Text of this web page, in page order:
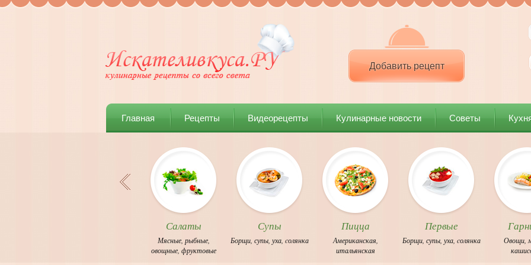
Добавить рецепт
Главная Рецепты Видеорецепты Кулинарные новости Советы
Салаты
Мясные, рыбные,
овощные, фруктовые
Супы
Борщи, супы, уха, cолянка
Пицца
Американская
итальянская
Первые
Борщи, супы, уха, cолянка Овощи,
каши